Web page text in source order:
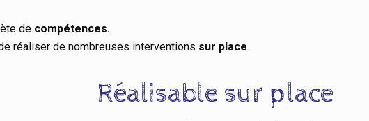
de compétences.
réaliser de nombreuses interventions sur place.
Réalisable sur place